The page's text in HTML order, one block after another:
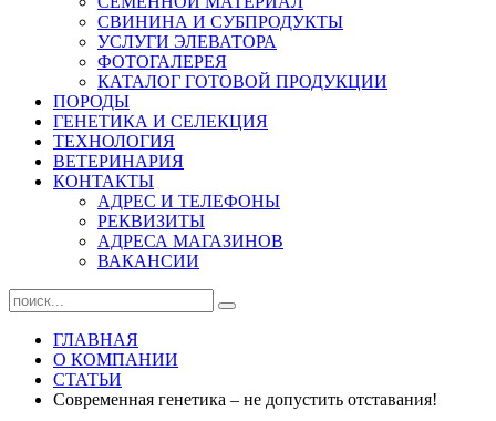
СВИНИНА И СУБПРОДУКТЫ
УСЛУГИ ЭЛЕВАТОРА
ФОТОГАЛЕРЕЯ
КАТАЛОГ ГОТОВОЙ ПРОДУКЦИИ
ПОРОДЫ
ГЕНЕТИКА И СЕЛЕКЦИЯ
ТЕХНОЛОГИЯ
ВЕТЕРИНАРИЯ
КОНТАКТЫ
АДРЕС И ТЕЛЕФОНЫ
РЕКВИЗИТЫ
АДРЕСА МАГАЗИНОВ
ВАКАНСИИ
ГЛАВНАЯ
О КОМПАНИИ
СТАТЬИ
Современная генетика – не допустить отставания!